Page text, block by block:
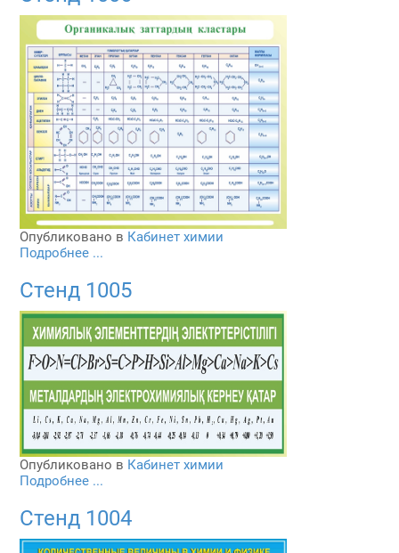
Опубликовано в Кабинет химии
Подробнее ...
Стенд 1005
Опубликовано в Кабинет химии
Подробнее ...
Стенд 1004